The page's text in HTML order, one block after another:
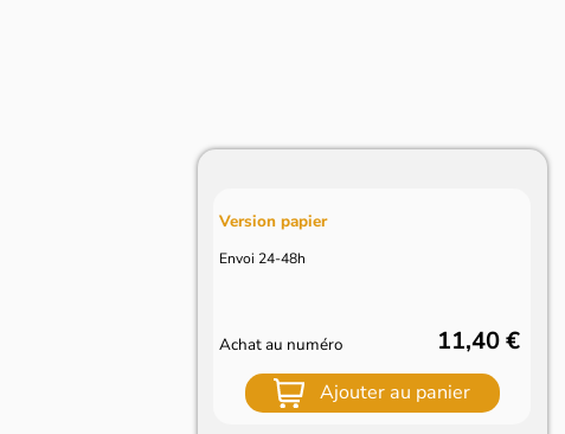
Version papier
Envoi 24-48h
Achat au numéro 11,40 €
Ajouter au panier